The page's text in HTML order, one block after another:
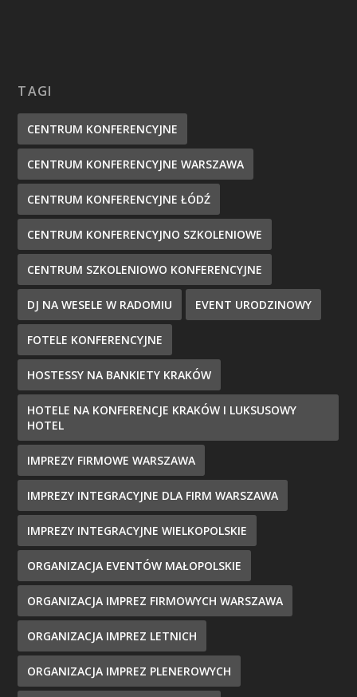
TAGI
CENTRUM KONFERENCYJNE
CENTRUM KONFERENCYJNE WARSZAWA
CENTRUM KONFERENCYJNE ŁÓDŹ
CENTRUM KONFERENCYJNO SZKOLENIOWE
CENTRUM SZKOLENIOWO KONFERENCYJNE
DJ NA WESELE W RADOMIU EVENT URODZINOWY
FOTELE KONFERENCYJNE
HOSTESSY NA BANKIETY KRAKÓW
HOTELE NA KONFERENCJE KRAKÓW I LUKSUSOWY
HOTEL
IMPREZY FIRMOWE WARSZAWA
IMPREZY INTEGRACYJNE DLA FIRM WARSZAWA
IMPREZY INTEGRACYJNE WIELKOPOLSKIE
ORGANIZACJA EVENTÓW MAŁOPOLSKIE
ORGANIZACJA IMPREZ FIRMOWYCH WARSZAWA
ORGANIZACJA IMPREZ LETNICH
ORGANIZACJA IMPREZ PLENEROWYCH